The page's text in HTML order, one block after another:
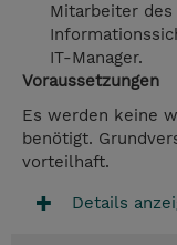
Mitarbeiter
IT-Manager.
Voraussetzungen
Es werden keine
benötigt.
vorteilhaft.
Details